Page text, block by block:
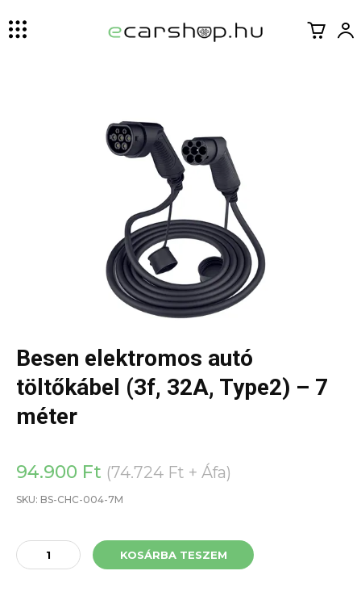
Besen elektromos autó
töltőkábel (3f, 32A, Type2) – 7
méter
94.900 Ft (74.724 Ft + Áfa)
SKU: BS-CHC-004-7M
Besen
elektromos
KOSÁRBA TESZEM